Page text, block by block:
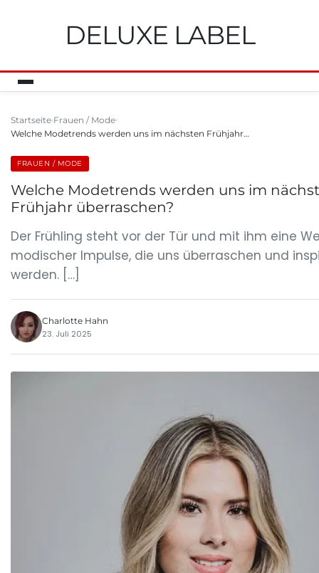
DELUXE LABEL
Startseite Frauen / Mode
Welche Modetrends werden uns im nächsten Frühjahr…
FRAUEN / MODE
Welche Modetrends werden uns im
Frühjahr überraschen?
Der Frühling steht vor der Tür und mit ihm eine
modischer Impulse, die uns überraschen und
werden. […]
Charlotte Hahn
23. Juli 2025